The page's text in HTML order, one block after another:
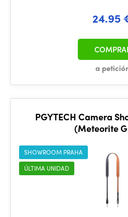
24.95
a
PGYTECH Camera
(Meteorite
SHOWROOM PRAHA
ÚLTIMA UNIDAD